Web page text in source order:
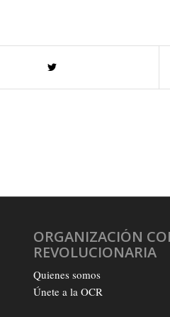
ORGANIZACIÓN
REVOLUCIONARIA
Quienes somos
Únete a la OCR